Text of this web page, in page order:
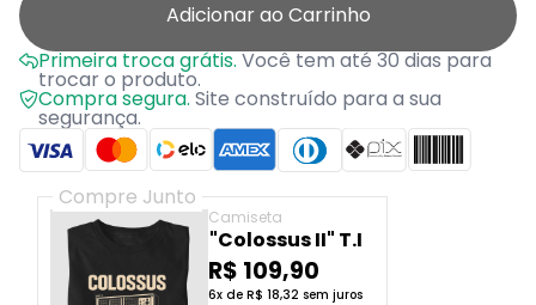
Adicionar ao Carrinho
Primeira troca grátis.Você tem até 30 dias para
trocar o produto.
Compra segura. Site construído para a sua
segurança.
Compre Junto
Camiseta
"Colossus II" T.I
R$ 109,90
6x de R$ 18,32 sem juros